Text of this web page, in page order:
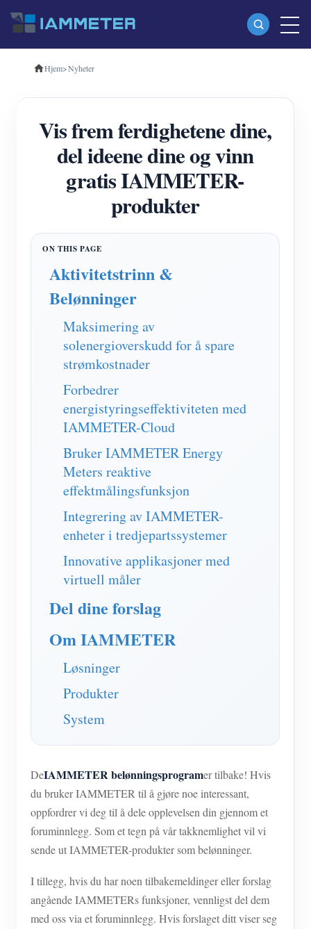
Produkter
Trefase Wi-Fi energimåler (WEM3080T)
Trefase Wi-Fi energimåler (WEM3046T)
Trefase Wi-Fi energimåler (WEM3050T)
WiFi Power Controller
IAMMETER Cloud Pro
EV lader
Virtuell måler
System for energiprognoser og -simulering
applikasjoner
Solar PV System Energy Monitor
Strømforbruksmåler
PV-varmekontrollsystem
Fabrikkenergiovervåking
butikk
Ressurser
Hurtigstart for produktet
Dokument
Opplæringsvideo
FAQ
Blogger
Samfunnet
Utvikler
Utforske
Belønningsprogram
Ta kontakt med
Om oss
Hjem>Nyheter
Vis frem ferdighetene dine,
del ideene dine og vinn
gratis IAMMETER-
produkter
Aktivitetstrinn &
Belønninger
Maksimering av
solenergioverskudd for å spare
strømkostnader
Forbedrer
energistyringseffektiviteten med
IAMMETER-Cloud
Bruker IAMMETER Energy
Meters reaktive
effektmålingsfunksjon
Integrering av IAMMETER-
enheter i tredjepartssystemer
Innovative applikasjoner med
virtuell måler
Del dine forslag
Om IAMMETER
Løsninger
Produkter
System
DeIAMMETER belønningsprogramer tilbake! Hvis
du bruker IAMMETER til å gjøre noe interessant,
oppfordrer vi deg til å dele opplevelsen din gjennom et
foruminnlegg. Som et tegn på vår takknemlighet vil vi
sende ut IAMMETER-produkter som belønninger.
I tillegg, hvis du har noen tilbakemeldinger eller forslag
angående IAMMETERs funksjoner, vennligst del dem
med oss via et foruminnlegg. Hvis forslaget ditt viser seg